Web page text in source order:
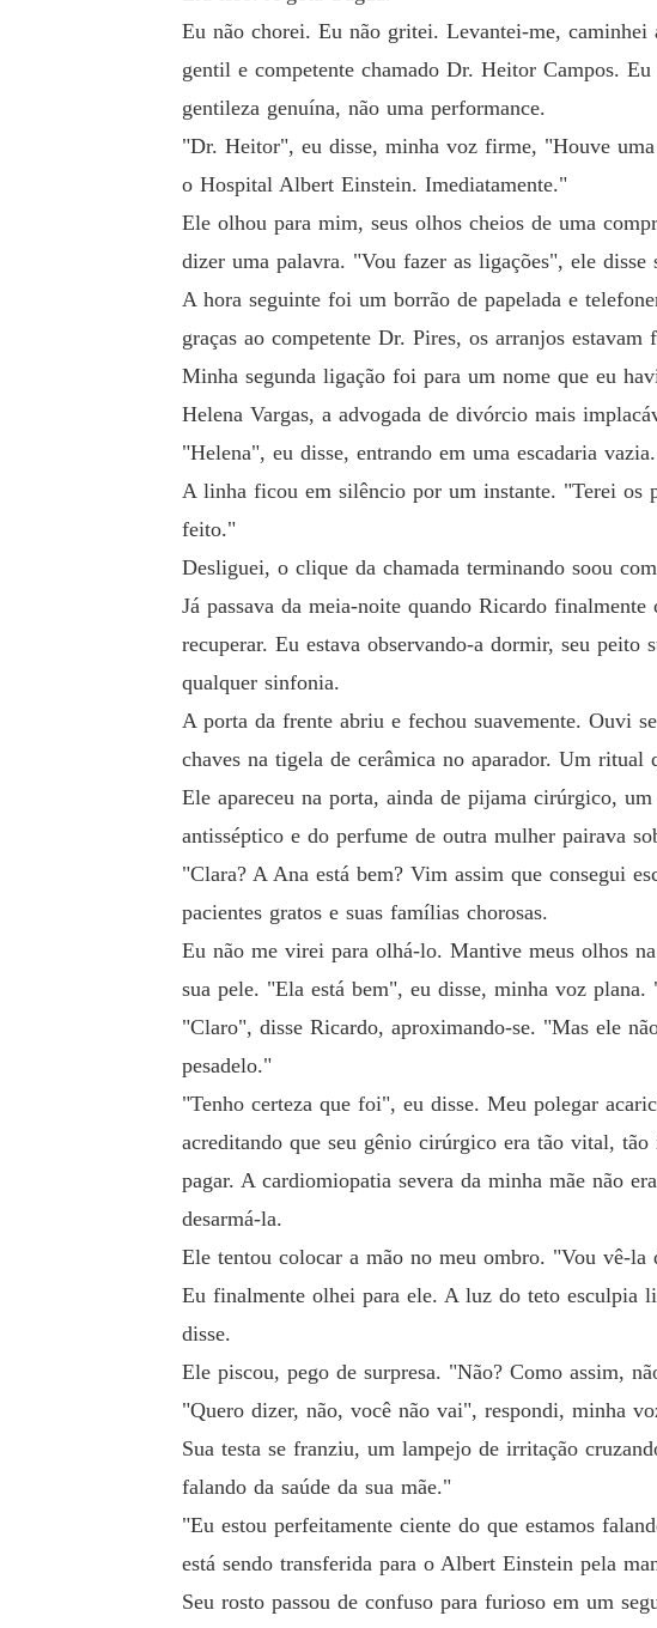
Eu não chorei. Eu não gritei. Levantei-me,
gentil e competente chamado Dr. Heitor Campos.
gentileza genuína, não uma performance.
"Dr. Heitor", eu disse, minha voz firme, "Houve uma
o Hospital Albert Einstein. Imediatamente."
Ele olhou para mim, seus olhos cheios de uma
dizer uma palavra. "Vou fazer as ligações", ele disse
A hora seguinte foi um borrão de papelada e
graças ao competente Dr. Pires, os arranjos
Minha segunda ligação foi para um nome que eu
Helena Vargas, a advogada de divórcio mais
"Helena", eu disse, entrando em uma escadaria
A linha ficou em silêncio por um instante. "Terei os
feito."
Desliguei, o clique da chamada terminando soou
Já passava da meia-noite quando Ricardo
recuperar. Eu estava observando-a dormir, seu
qualquer sinfonia.
A porta da frente abriu e fechou suavemente. Ouvi
chaves na tigela de cerâmica no aparador. Um ritual
Ele apareceu na porta, ainda de pijama cirúrgico,
antisséptico e do perfume de outra mulher pairava
"Clara? A Ana está bem? Vim assim que consegui
pacientes gratos e suas famílias chorosas.
Eu não me virei para olhá-lo. Mantive meus olhos
sua pele. "Ela está bem", eu disse, minha voz
"Claro", disse Ricardo, aproximando-se. "Mas ele
pesadelo."
"Tenho certeza que foi", eu disse. Meu polegar
acreditando que seu gênio cirúrgico era tão vital,
pagar. A cardiomiopatia severa da minha mãe não
desarmá-la.
Ele tentou colocar a mão no meu ombro. "Vou vê-la
Eu finalmente olhei para ele. A luz do teto esculpia
disse.
Ele piscou, pego de surpresa. "Não? Como assim,
"Quero dizer, não, você não vai", respondi, minha
Sua testa se franziu, um lampejo de irritação
falando da saúde da sua mãe."
"Eu estou perfeitamente ciente do que estamos
está sendo transferida para o Albert Einstein pela
Seu rosto passou de confuso para furioso em um